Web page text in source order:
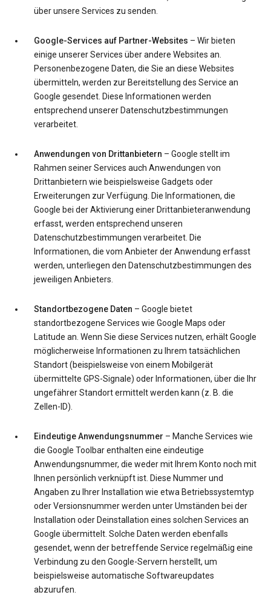
über unsere Services zu senden.
Google-Services auf Partner-Websites – Wir bieten
einige unserer Services über andere Websites an.
Personenbezogene Daten, die Sie an diese Websites
übermitteln, werden zur Bereitstellung des Service an
Google gesendet. Diese Informationen werden
entsprechend unserer Datenschutzbestimmungen
verarbeitet.
Anwendungen von Drittanbietern – Google stellt im
Rahmen seiner Services auch Anwendungen von
Drittanbietern wie beispielsweise Gadgets oder
Erweiterungen zur Verfügung. Die Informationen, die
Google bei der Aktivierung einer Drittanbieteranwendung
erfasst, werden entsprechend unseren
Datenschutzbestimmungen verarbeitet. Die
Informationen, die vom Anbieter der Anwendung erfasst
werden, unterliegen den Datenschutzbestimmungen des
jeweiligen Anbieters.
Standortbezogene Daten – Google bietet
standortbezogene Services wie Google Maps oder
Latitude an. Wenn Sie diese Services nutzen, erhält Google
möglicherweise Informationen zu Ihrem tatsächlichen
Standort (beispielsweise von einem Mobilgerät
übermittelte GPS-Signale) oder Informationen, über die Ihr
ungefährer Standort ermittelt werden kann (z. B. die
Zellen-ID).
Eindeutige Anwendungsnummer – Manche Services wie
die Google Toolbar enthalten eine eindeutige
Anwendungsnummer, die weder mit Ihrem Konto noch mit
Ihnen persönlich verknüpft ist. Diese Nummer und
Angaben zu Ihrer Installation wie etwa Betriebssystemtyp
oder Versionsnummer werden unter Umständen bei der
Installation oder Deinstallation eines solchen Services an
Google übermittelt. Solche Daten werden ebenfalls
gesendet, wenn der betreffende Service regelmäßig eine
Verbindung zu den Google-Servern herstellt, um
beispielsweise automatische Softwareupdates
abzurufen.